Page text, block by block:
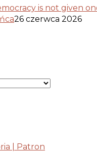
is not given
26 czerwca 2026
| Patron